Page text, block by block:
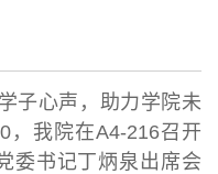
子心声，助力学院未
，我院在A4-216召开
委书记丁炳泉出席会